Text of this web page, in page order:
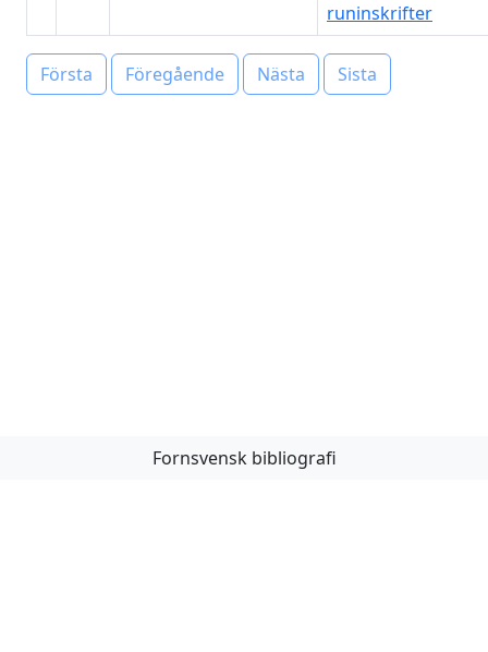
runinskrifter
Första Föregående Nästa Sista
Fornsvensk bibliografi